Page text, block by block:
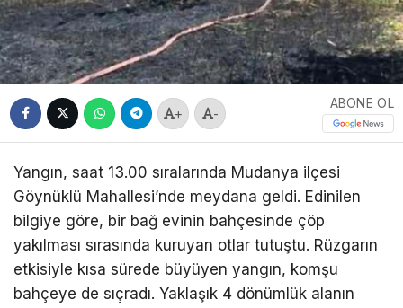
+ -
ABONE OL
Yangın, saat 13.00 sıralarında Mudanya ilçesi
Göynüklü Mahallesi’nde meydana geldi. Edinilen
bilgiye göre, bir bağ evinin bahçesinde çöp
yakılması sırasında kuruyan otlar tutuştu. Rüzgarın
etkisiyle kısa sürede büyüyen yangın, komşu
bahçeye de sıçradı. Yaklaşık 4 dönümlük alanın